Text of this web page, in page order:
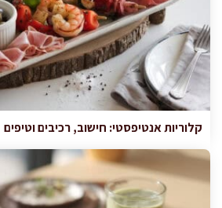
קלוריות אנטיפסטי: חישוב, רכיבים וטיפים